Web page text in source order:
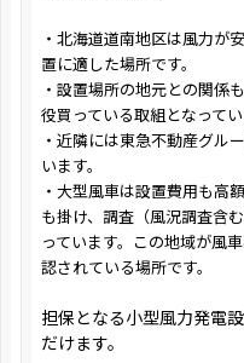
・北海道道南地区は風力が
置に適した場所です。
・設置場所の地元との関係
役買っている取組となってい
・近隣には東急不動産グル
います。
・大型風車は設置費用も高
も掛け、調査（風況調査含
っています。この地域が風
認されている場所です。
担保となる小型風力発電
だけます。